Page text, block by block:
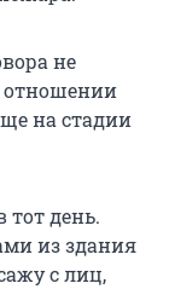
не
отношении
на стадии
день.
из здания
с лиц,